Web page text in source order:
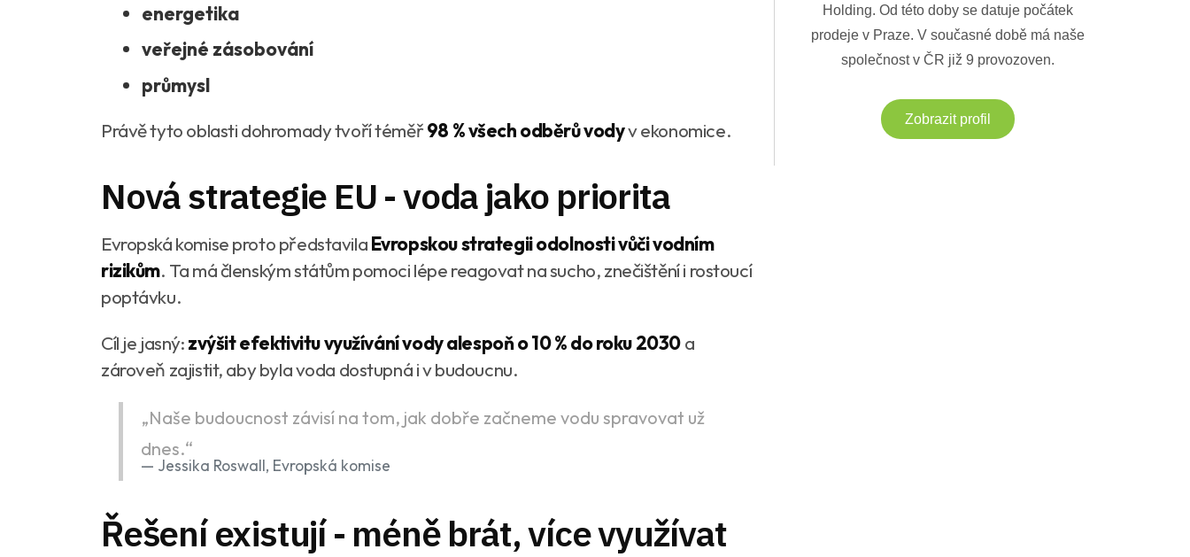
energetika
veřejné zásobování
průmysl
Právě tyto oblasti dohromady tvoří téměř98 % všech odběrů vodyv ekonomice.
Nová strategie EU - voda jako priorita
Evropská komise proto představilaEvropskou strategii odolnosti vůči vodním
rizikům. Ta má členským státům pomoci lépe reagovat na sucho, znečištění i rostoucí
poptávku.
Cíl je jasný:zvýšit efektivitu využívání vody alespoň o 10 % do roku 2030a
zároveň zajistit, aby byla voda dostupná i v budoucnu.
„Naše budoucnost závisí na tom, jak dobře začneme vodu spravovat už
dnes.“
Jessika Roswall, Evropská komise
Řešení existují - méně brát, více využívat
Holding. Od této doby se datuje počátek
prodeje v Praze. V současné době má naše
společnost v ČR již 9 provozoven.
Zobrazit profil